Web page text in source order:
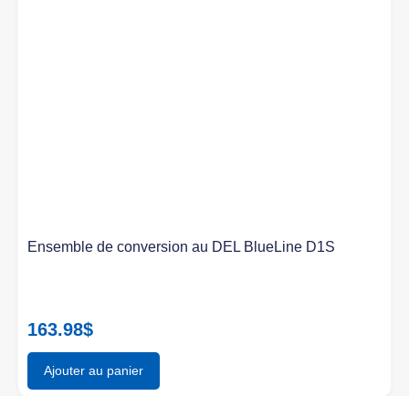
Ensemble de conversion au DEL BlueLine D1S
163.98$
Ajouter au panier